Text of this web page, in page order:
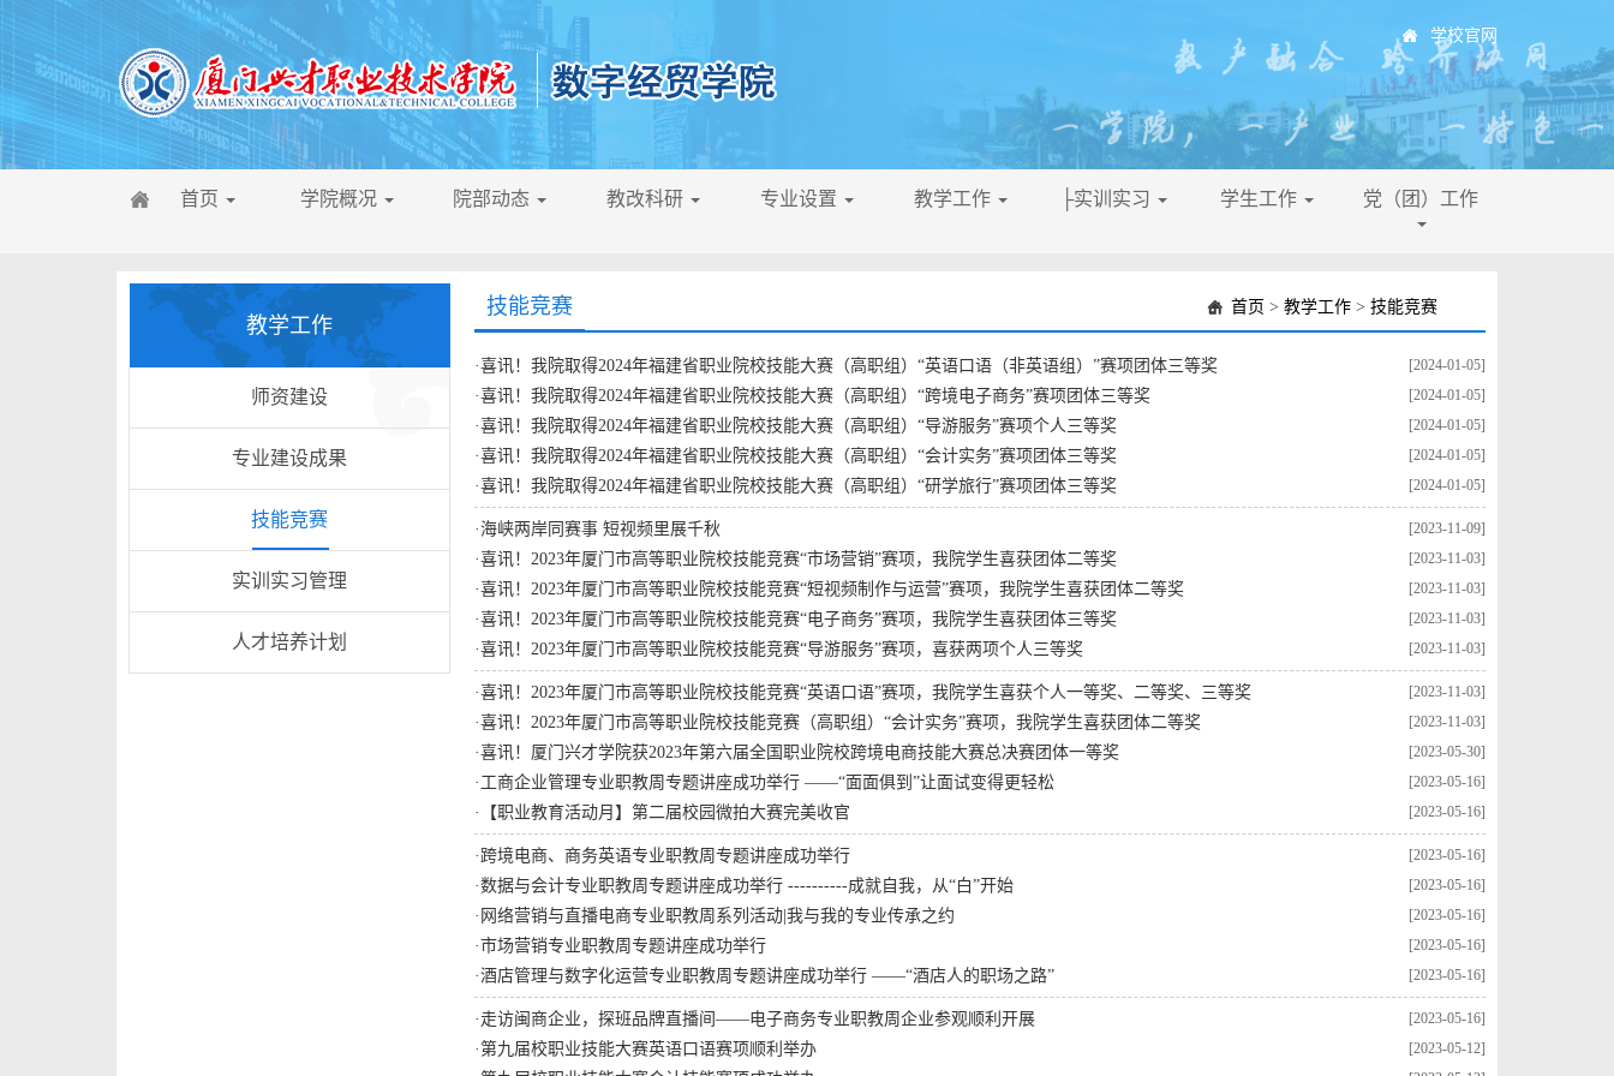
学校官网
首页 学院概况 院部动态 教改科研 专业设置 教学工作 ├实训实习 学生工作 党（团）工作
教学工作
师资建设
专业建设成果
技能竞赛
实训实习管理
人才培养计划
技能竞赛 首页 > 教学工作 > 技能竞赛
[2024-01-05]
·喜讯！我院取得2024年福建省职业院校技能大赛（高职组）“英语口语（非英语组）”赛项团体三等奖
[2024-01-05]
·喜讯！我院取得2024年福建省职业院校技能大赛（高职组）“跨境电子商务”赛项团体三等奖
[2024-01-05]
·喜讯！我院取得2024年福建省职业院校技能大赛（高职组）“导游服务”赛项个人三等奖
[2024-01-05]
·喜讯！我院取得2024年福建省职业院校技能大赛（高职组）“会计实务”赛项团体三等奖
[2024-01-05]
·喜讯！我院取得2024年福建省职业院校技能大赛（高职组）“研学旅行”赛项团体三等奖
[2023-11-09]
·海峡两岸同赛事 短视频里展千秋
[2023-11-03]
·喜讯！2023年厦门市高等职业院校技能竞赛“市场营销”赛项，我院学生喜获团体二等奖
[2023-11-03]
·喜讯！2023年厦门市高等职业院校技能竞赛“短视频制作与运营”赛项，我院学生喜获团体二等奖
[2023-11-03]
·喜讯！2023年厦门市高等职业院校技能竞赛“电子商务”赛项，我院学生喜获团体三等奖
[2023-11-03]
·喜讯！2023年厦门市高等职业院校技能竞赛“导游服务”赛项，喜获两项个人三等奖
[2023-11-03]
·喜讯！2023年厦门市高等职业院校技能竞赛“英语口语”赛项，我院学生喜获个人一等奖、二等奖、三等奖
[2023-11-03]
·喜讯！2023年厦门市高等职业院校技能竞赛（高职组）“会计实务”赛项，我院学生喜获团体二等奖
[2023-05-30]
·喜讯！厦门兴才学院获2023年第六届全国职业院校跨境电商技能大赛总决赛团体一等奖
[2023-05-16]
· 工商企业管理专业职教周专题讲座成功举行 ——“面面俱到”让面试变得更轻松
[2023-05-16]
· 【职业教育活动月】第二届校园微拍大赛完美收官
[2023-05-16]
· 跨境电商、商务英语专业职教周专题讲座成功举行
[2023-05-16]
·数据与会计专业职教周专题讲座成功举行 ----------成就自我，从“白”开始
[2023-05-16]
· 网络营销与直播电商专业职教周系列活动|我与我的专业传承之约
[2023-05-16]
·市场营销专业职教周专题讲座成功举行
[2023-05-16]
·酒店管理与数字化运营专业职教周专题讲座成功举行 ——“酒店人的职场之路”
[2023-05-16]
·走访闽商企业，探班品牌直播间——电子商务专业职教周企业参观顺利开展
[2023-05-12]
·第九届校职业技能大赛英语口语赛项顺利举办